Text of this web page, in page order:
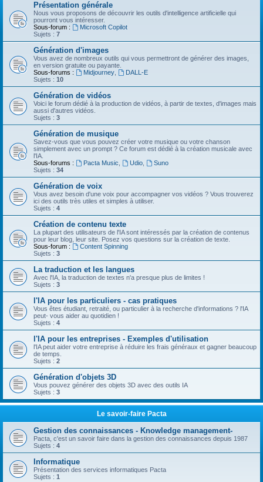
Présentation générale
Nous vous proposons de découvrir les outils d'intelligence artificielle qui
pourront vous intéresser.
Sous-forum :
Microsoft Copilot
Sujets : 7
Génération d'images
Vous avez de nombreux outils qui vous permettront de générer des images,
en version gratuite ou payante.
Sous-forums :
Midjourney,
DALL-E
Sujets : 10
Génération de vidéos
Voici le forum dédié à la production de vidéos, à partir de textes, d'images mais
aussi d'autres vidéos.
Sujets : 3
Génération de musique
Savez-vous que vous pouvez créer votre musique ou votre chanson
simplement avec un prompt ? Ce forum est dédié à la création musicale avec
l'IA.
Sous-forums :
Pacta Music Udio,
Suno
Sujets : 34
Génération de voix
Vous avez besoin d'une voix pour accompagner vos vidéos ? Vous trouverez
ici des outils très utiles et simples à utiliser.
Sujets : 4
Création de contenu texte
La plupart des utilisateurs de l'IA sont intéressés par la création de contenus
pour leur blog, leur site. Posez vos questions sur la création de texte.
Sous-forum :
Content Spinning
Sujets : 3
La traduction et les langues
Avec l'IA, la traduction de textes n'a presque plus de limites !
Sujets : 3
l'IA pour les particuliers - cas pratiques
Vous êtes étudiant, retraité, ou particulier à la recherche d'informations ? l'IA
peut- vous aider au quotidien !
Sujets : 4
l'IA pour les entreprises - Exemples d'utilisation
l'IA peut aider votre entreprise à réduire les frais généraux et gagner beaucoup
de temps.
Sujets : 2
Génération d'objets 3D
Vous pouvez générer des objets 3D avec des outils IA
Sujets : 3
Le savoir-faire Pacta
Gestion des connaissances - Knowledge management-
Pacta, c'est un savoir faire dans la gestion des connaissances depuis 1987
Sujets : 4
Informatique
Présentation des services informatiques Pacta
Sujets : 1